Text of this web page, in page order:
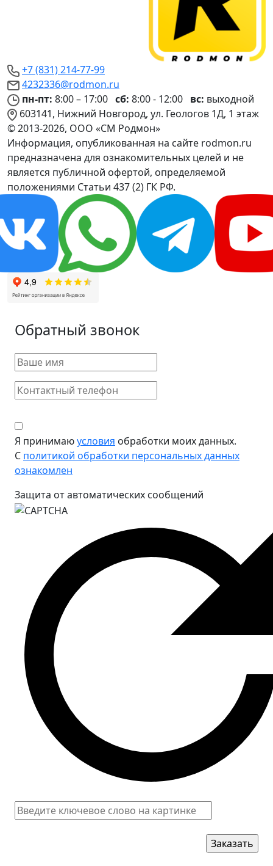
+7 (831) 214-77-99
4232336@rodmon.ru
пн-пт: 8:00 – 17:00 сб: 8:00 - 12:00 вс: выходной
603141, Нижний Новгород, ул. Геологов 1Д, 1 этаж
© 2013-2026, ООО «СМ Родмон»
Информация, опубликованная на сайте rodmon.ru
предназначена для ознакомительных целей и не
является публичной офертой, определяемой
положениями Статьи 437 (2) ГК РФ.
Обратный звонок
Я принимаюусловия обработки моих данных.
С политикой обработки персональных данных
ознакомлен
Защита от автоматических сообщений